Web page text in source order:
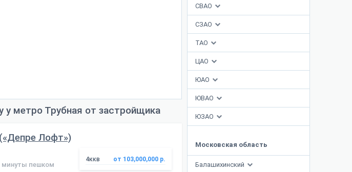
СВАО
СЗАО
ТАО
ЦАО
ЮАО
ЮВАО
ЮЗАО
Московская область
Балашихинский
у метро Трубная от застройщика
Лофт»)
минуты пешком
4ккв от 103,000,000 р.